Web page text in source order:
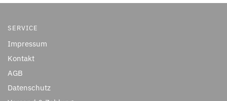
SERVICE
Impressum
Kontakt
AGB
Datenschutz